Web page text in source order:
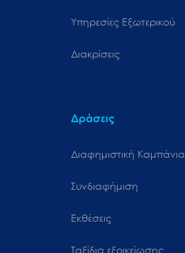
Υπηρεσίες Εξωτερικού
Διακρίσεις
Δράσεις
Διαφημιστική Καμπάνια
Συνδιαφήμιση
Εκθέσεις
Ταξίδια εξοικείωσης